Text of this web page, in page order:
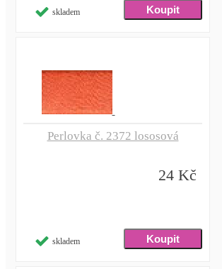
skladem
Perlovka č. 2372 lososová
24 Kč
skladem